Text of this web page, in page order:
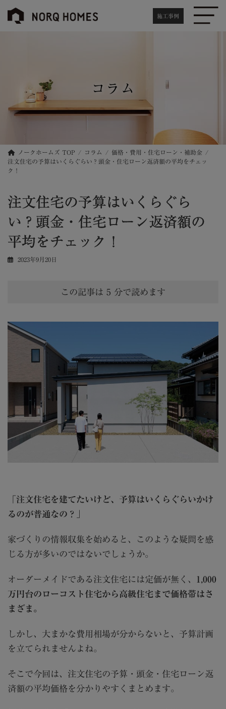
施工事例
コラム
ノークホームズ TOP コラム
価格・費用・住宅ローン・補助金
注文住宅の予算はいくらぐらい？頭金・住宅ローン返済額の平均をチェッ
ク！
注文住宅の予算はいくらぐら
い？頭金・住宅ローン返済額の
平均をチェック！
2023年9月20日
この記事は 5 分で読めます
「注文住宅を建てたいけど、予算はいくらぐらいかけ
るのが普通なの？」
家づくりの情報収集を始めると、このような疑問を感
じる方が多いのではないでしょうか。
オーダーメイドである注文住宅には定価が無く、
1,000
万円台のローコスト住宅から高級住宅まで価格帯はさ
まざま。
しかし、大まかな費用相場が分からないと、予算計画
を立てられませんよね。
そこで今回は、注文住宅の予算・頭金・住宅ローン返
済額の平均価格を分かりやすくまとめます。